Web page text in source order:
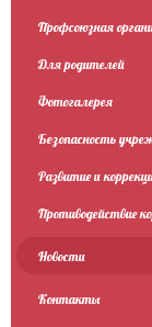
Профсоюзная
Для родителей
Фотогалерея
Безопасность
Развитие и
Противодействие
Новости
Контакты